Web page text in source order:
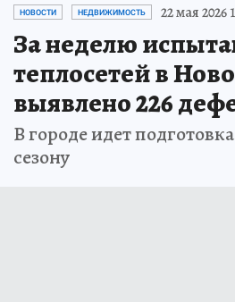
НОВОСТИ НЕДВИЖИМОСТЬ 22 мая 2026
За неделю
теплосетей в
выявлено 226
В городе идет
сезону